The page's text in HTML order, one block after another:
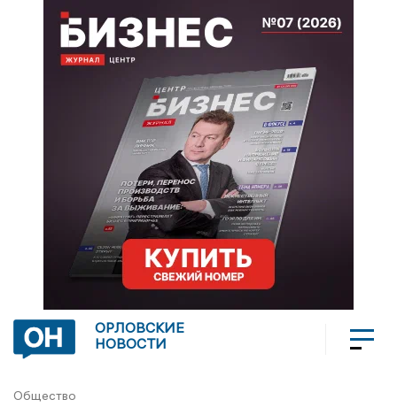
ОРЛОВСКИЕ
НОВОСТИ
Общество